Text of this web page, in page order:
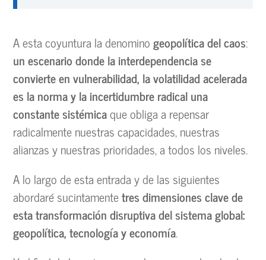
A esta coyuntura la denominogeopolítica del caos:
un escenario donde la interdependencia se
convierte en vulnerabilidad, la volatilidad acelerada
es la norma y la incertidumbre radical una
constante sistémicaque obliga a repensar
radicalmente nuestras capacidades, nuestras
alianzas y nuestras prioridades, a todos los niveles.
A lo largo de esta entrada y de las siguientes
abordaré sucintamentetres dimensiones clave de
esta transformación disruptiva del sistema global:
geopolítica, tecnología y economía.